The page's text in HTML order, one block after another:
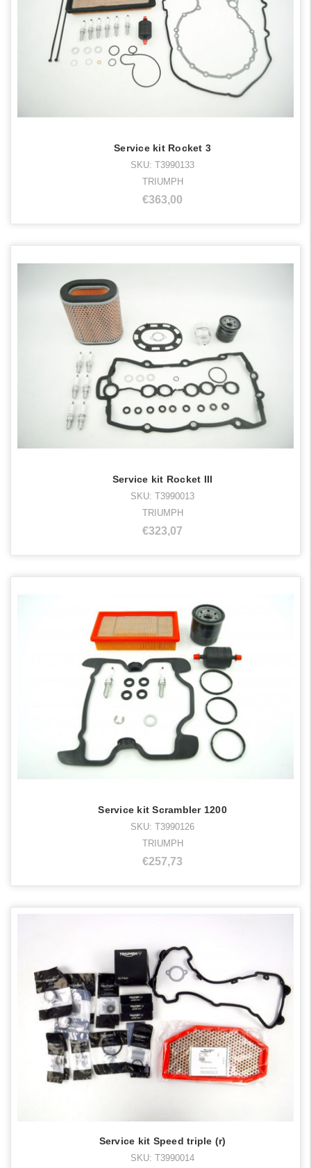
Service kit Rocket 3
SKU: T3990133
TRIUMPH
€363,00
Service kit Rocket III
SKU: T3990013
TRIUMPH
€323,07
Service kit Scrambler 1200
SKU: T3990126
TRIUMPH
€257,73
Service kit Speed triple (r)
SKU: T3990014